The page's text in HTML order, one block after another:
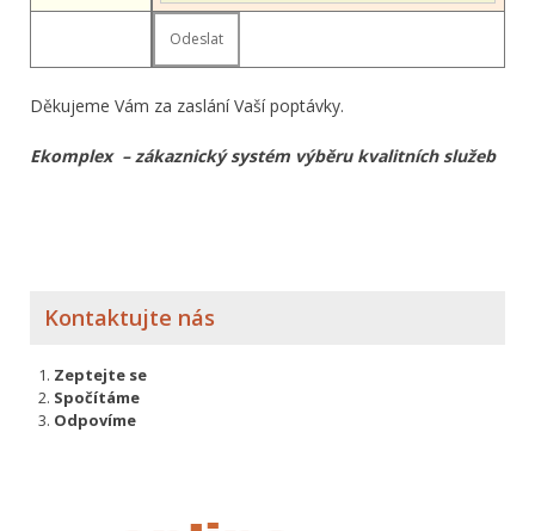
Děkujeme Vám za zaslání Vaší poptávky.
Ekomplex – zákaznický systém výběru kvalitních služeb
Kontaktujte nás
Zeptejte se
Spočítáme
Odpovíme